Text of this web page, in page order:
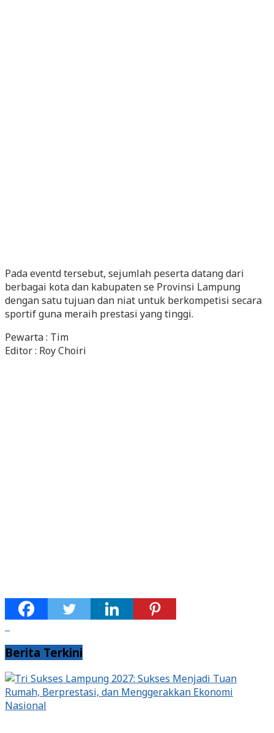
Pada eventd tersebut, sejumlah peserta datang dari
berbagai kota dan kabupaten se Provinsi Lampung
dengan satu tujuan dan niat untuk berkompetisi secara
sportif guna meraih prestasi yang tinggi.
Pewarta : Tim
Editor : Roy Choiri
Berita Terkini
Nasional